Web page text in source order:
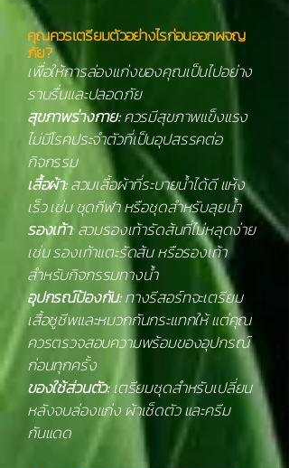
คุณควรเตรียมตัวอย่างไรก่อนออกผจญ
ภัย?
เพื่อให้การล่องแก่งของคุณเป็นไปอย่าง
ราบรื่นและปลอดภัย
สุขภาพร่างกาย:ควรมีสุขภาพแข็งแรง
ไม่มีโรคประจำตัวที่เป็นอุปสรรคต่อ
กิจกรรม
เสื้อผ้า:สวมเสื้อผ้าที่ระบายน้ำได้ดี แห้ง
เร็ว เช่น ชุดกีฬา หรือชุดสำหรับลุยน้ำ
รองเท้า: สวมรองเท้ารัดส้นที่ไม่หลุดง่าย
เช่น รองเท้าแตะรัดส้น หรือรองเท้า
สำหรับกิจกรรมทางน้ำ
อุปกรณ์ป้องกัน:ทางรีสอร์ทจะเตรียม
เสื้อชูชีพและหมวกกันกระแทกให้ แต่คุณ
ควรตรวจสอบความพร้อมของอุปกรณ์
ก่อนทุกครั้ง
ของใช้ส่วนตัว:เตรียมชุดสำหรับเปลี่ยน
หลังจบล่องแก่ง ผ้าเช็ดตัว และครีม
กันแดด